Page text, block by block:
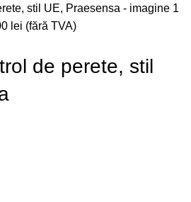
lei (fără TVA)
de perete, stil